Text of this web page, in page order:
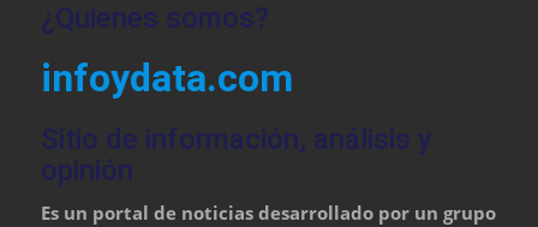
¿Quienes somos?
infoydata.com
Sitio de información, análisis y
opinión
Es un portal de noticias desarrollado por un grupo